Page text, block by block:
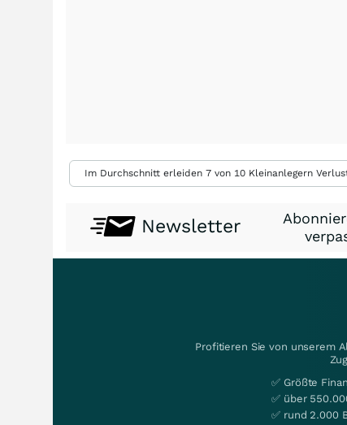
Im Durchschnitt erleiden 7 von 10 Kleinanlegern
Newsletter
Profitieren Sie von unserem
✅ Größte
✅ über
✅ rund 2.000